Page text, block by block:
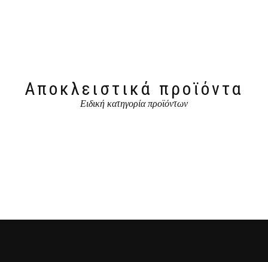
Αποκλειστικά προϊόντα
Ειδική κατηγορία προϊόντων